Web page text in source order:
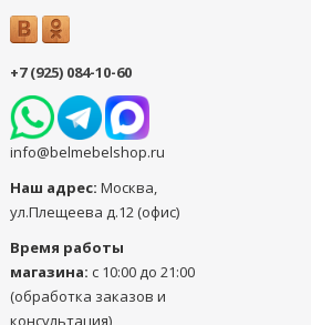
+7 (925) 084-10-60
info@belmebelshop.ru
Наш адрес: Москва,
ул.Плещеева д.12 (офис)
Время работы
магазина: с 10:00 до 21:00
(обработка заказов и
консультация)